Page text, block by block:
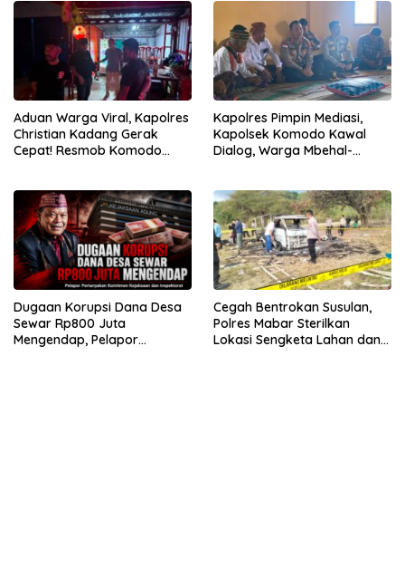
Gratis
Aduan Warga Viral, Kapolres
Christian Kadang Gerak
Cepat! Resmob Komodo
Kapolres Pimpin Mediasi,
Kapolsek Komodo Kawal
Dialog, Warga Mbehal-
Dugaan Korupsi Dana Desa
Sewar Rp800 Juta
Mengendap, Pelapor
Cegah Bentrokan Susulan,
Polres Mabar Sterilkan
Lokasi Sengketa Lahan dan